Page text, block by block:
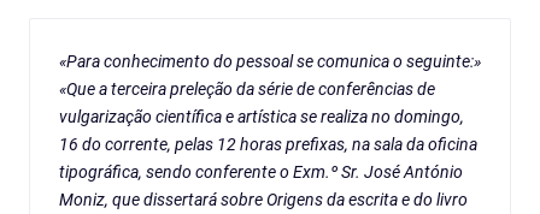
«Para conhecimento do pessoal se comunica o seguinte:»
«Que a terceira preleção da série de conferências de
vulgarização científica e artística se realiza no domingo,
16 do corrente, pelas 12 horas prefixas, na sala da oficina
tipográfica, sendo conferente o Exm.º Sr. José António
Moniz, que dissertará sobre Origens da escrita e do livro